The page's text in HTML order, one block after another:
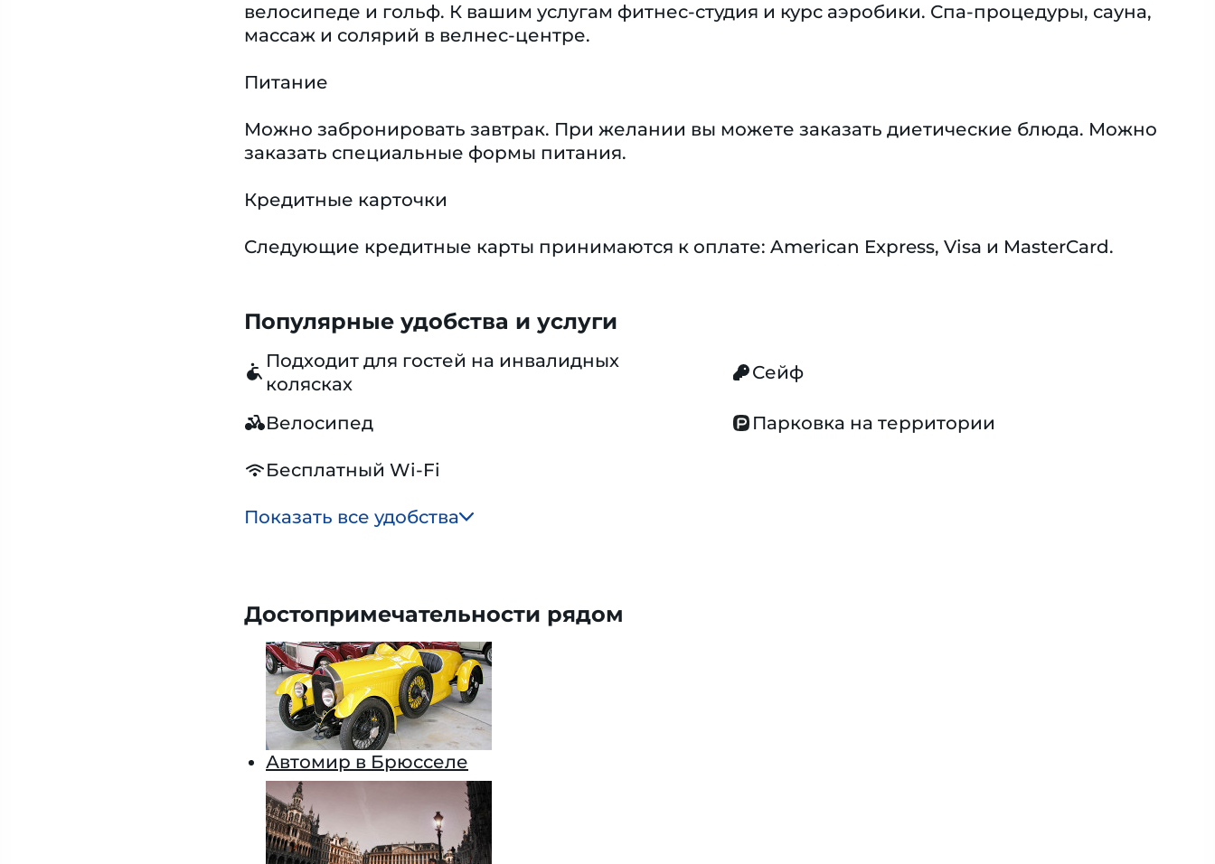
велосипеде и гольф. К вашим услугам фитнес-студия и курс аэробики. Спа-процедуры, сауна,
массаж и солярий в велнес-центре.
Питание
Можно забронировать завтрак. При желании вы можете заказать диетические блюда. Можно
заказать специальные формы питания.
Кредитные карточки
Следующие кредитные карты принимаются к оплате: American Express, Visa и MasterCard.
Популярные удобства и услуги
Подходит для гостей на инвалидных
колясках
Сейф
Велосипед Парковка на территории
Бесплатный Wi-Fi
Показать все удобства
Достопримечательности рядом
Автомир в Брюсселе